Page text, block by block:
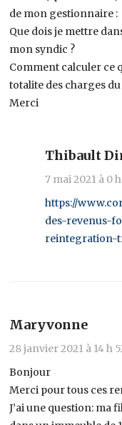
de mon gestionnaire :
Que dois je mettre
mon syndic ?
Comment calculer ce
totalite des charges
Merci
Thibault
7 mai 2021 à 0
https://
des-revenus-
reintegration-
Maryvonne
28 janvier 2021 à 14 h
Bonjour
Merci pour tous ces
J’ai une question: ma